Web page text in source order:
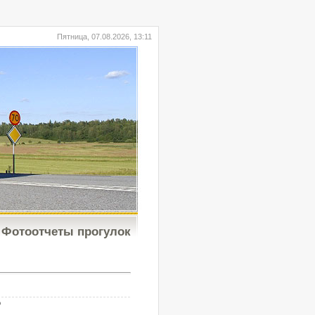
Пятница, 07.08.2026, 13:11
Фотоотчеты прогулок